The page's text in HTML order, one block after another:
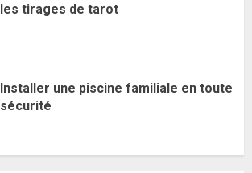
les tirages de tarot
Installer une piscine familiale en toute
sécurité